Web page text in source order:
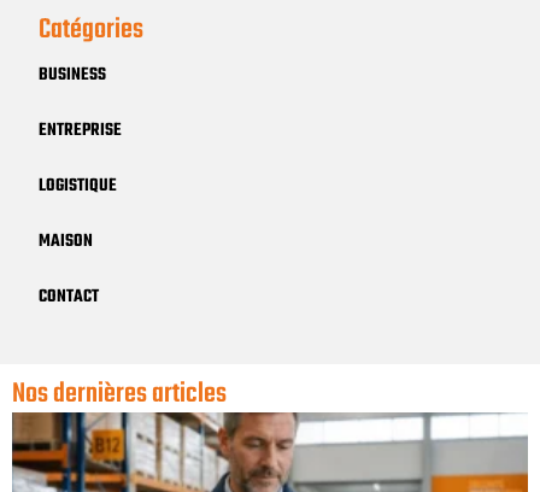
Catégories
BUSINESS
ENTREPRISE
LOGISTIQUE
MAISON
CONTACT
Nos dernières articles